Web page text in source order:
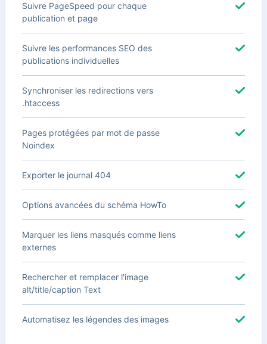
Suivre PageSpeed pour chaque
publication et page
Suivre les performances SEO des
publications individuelles
Synchroniser les redirections vers
.htaccess
Pages protégées par mot de passe
Noindex
Exporter le journal 404
Options avancées du schéma HowTo
Marquer les liens masqués comme liens
externes
Rechercher et remplacer l'image
alt/title/caption Text
Automatisez les légendes des images